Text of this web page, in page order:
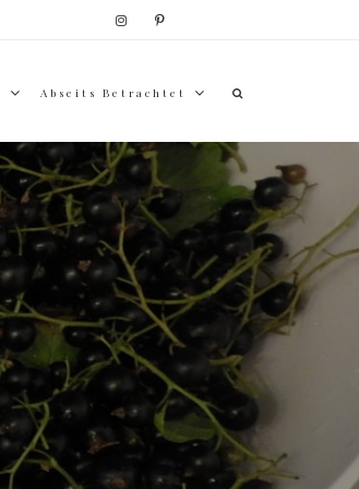
Abseits Betrachtet